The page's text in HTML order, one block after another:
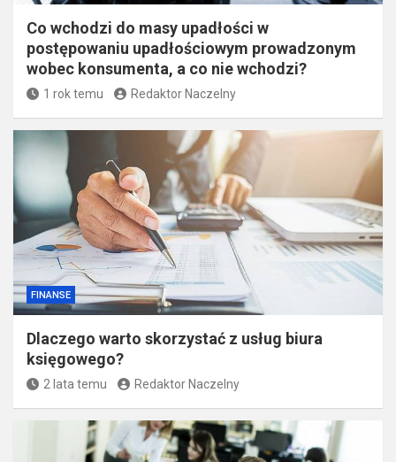
Co wchodzi do masy upadłości w
postępowaniu upadłościowym prowadzonym
wobec konsumenta, a co nie wchodzi?
1 rok temu Redaktor Naczelny
FINANSE
Dlaczego warto skorzystać z usług biura
księgowego?
2 lata temu Redaktor Naczelny